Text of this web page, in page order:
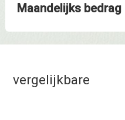
Maandelijks bedrag
vergelijkbare